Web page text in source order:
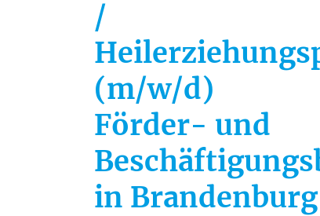
/
(m/w/d)
Förder- und
in Brandenburg